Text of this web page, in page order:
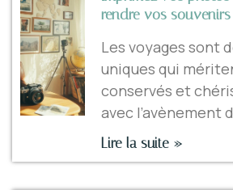
rendre vos
Les voyages sont
uniques qui
conservés et
avec l’avènement
Lire la suite »